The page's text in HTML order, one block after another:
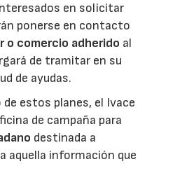
en solicitar
ponerse en contacto
o comercio adherido al
de tramitar en su
de ayudas.
de estos planes, el Ivace
de campaña para
destinada a
aquella información que